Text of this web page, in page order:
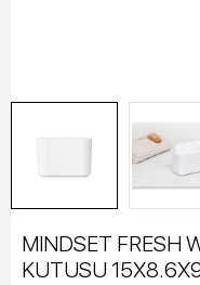
MINDSET FRESH
KUTUSU